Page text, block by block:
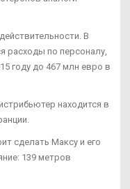
В
расходы по персоналу,
году до 467 млн евро в
находится в
сделать Максу и его
139 метров